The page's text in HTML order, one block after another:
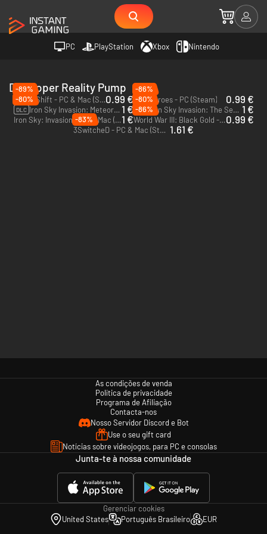
PC PlayStation Xbox Nintendo
Developer Reality Pump
-89%
KnightShift - PC & Mac (Steam)0.99 €
-86%
Heli Heroes - PC (Steam)
0.99 €
-80%
DLC Iron Sky Invasion: Meteorblitzkrieg - PC & Mac (Steam) 1 €
-80%
DLC Iron Sky Invasion: The Second Fleet - PC & Mac (Steam) 1 €
Iron Sky: Invasion - PC & Mac (Steam)1 €
-86%
World War III: Black Gold - PC & Mac (Steam)0.99 €
-83%
3SwitcheD - PC & Mac (Steam) 1.61 €
As condições de venda
Política de privacidade
Programa de Afiliação
Contacta-nos
Nosso Servidor Discord e Bot
Use o seu gift card
Notícias sobre videojogos, para PC e consolas
Junta-te à nossa comunidade
Gerenciar cookies
United States
Português Brasileiro EUR